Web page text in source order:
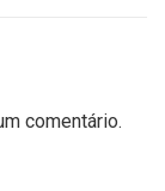
comentário.